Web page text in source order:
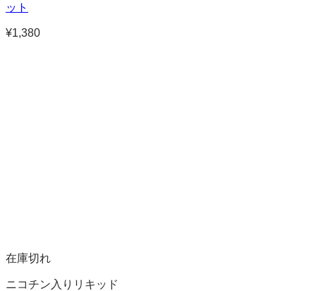
ット
¥1,380
在庫切れ
ニコチン入りリキッド